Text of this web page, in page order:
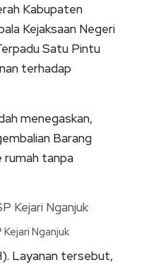
Kabupaten
Kejaksaan Negeri
Satu Pintu
terhadap
menegaskan,
Barang
rumah tanpa
Nganjuk
Layanan tersebut,